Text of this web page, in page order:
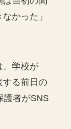
かった」
、学校が
する前日の
護者がSNS